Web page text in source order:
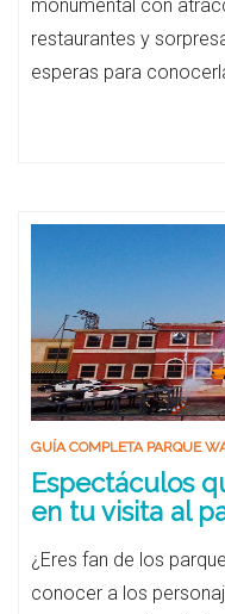
monumental con
restaurantes y
esperas para
GUÍA COMPLETA PARQUE
Espectáculos
en tu visita al
¿Eres fan de los
conocer a los